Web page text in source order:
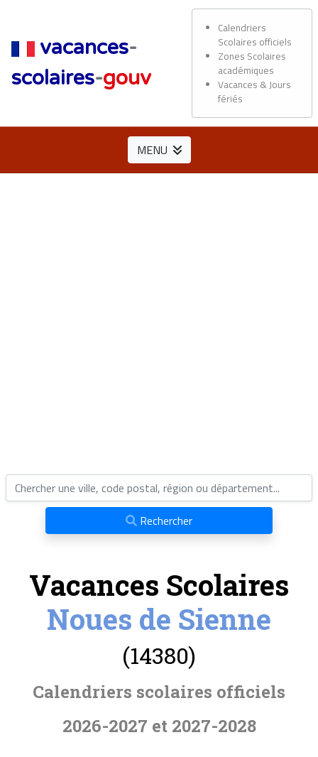
vacances-
scolaires-gouv
Calendriers
Scolaires officiels
Zones Scolaires
académiques
Vacances & Jours
fériés
MENU
Rechercher
Vacances Scolaires
Noues de Sienne
(14380)
Calendriers scolaires officiels
2026-2027 et 2027-2028